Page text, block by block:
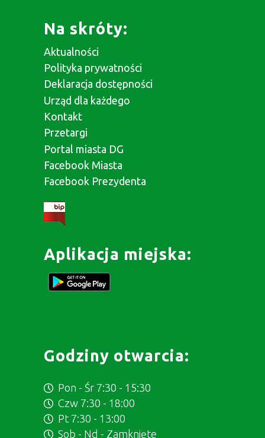
Na skróty:
Aktualności
Polityka prywatności
Deklaracja dostępności
Urząd dla każdego
Kontakt
Przetargi
Portal miasta DG
Facebook Miasta
Facebook Prezydenta
Aplikacja miejska:
Godziny otwarcia:
Pon - Śr 7:30 - 15:30
Czw 7:30 - 18:00
Pt 7:30 - 13:00
Sob - Nd - Zamknięte